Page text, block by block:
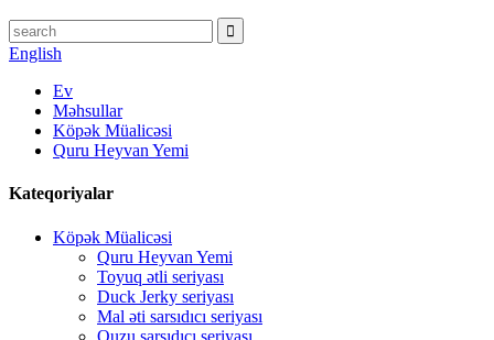
English
Ev
Məhsullar
Köpək Müalicəsi
Quru Heyvan Yemi
Kateqoriyalar
Köpək Müalicəsi
Quru Heyvan Yemi
Toyuq ətli seriyası
Duck Jerky seriyası
Mal əti sarsıdıcı seriyası
Quzu sarsıdıcı seriyası